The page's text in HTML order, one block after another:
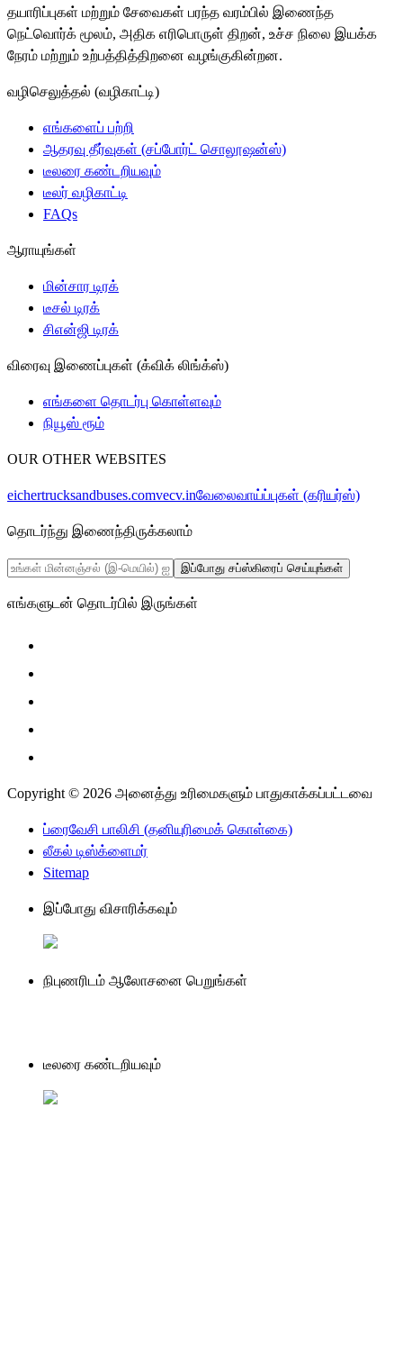
தயாரிப்புகள் மற்றும் சேவைகள் பரந்த வரம்பில் இணைந்த
நெட்வொர்க் மூலம், அதிக எரிபொருள் திறன், உச்ச நிலை இயக்க
நேரம் மற்றும் உற்பத்தித்திறனை வழங்குகின்றன.
வழிசெலுத்தல் (வழிகாட்டி)
எங்களைப் பற்றி
ஆதரவு தீர்வுகள் (சப்போர்ட் சொலூஷன்ஸ்)
டீலரை கண்டறியவும்
டீலர் வழிகாட்டி
FAQs
ஆராயுங்கள்
மின்சார டிரக்
டீசல் டிரக்
சிஎன்ஜி டிரக்
விரைவு இணைப்புகள் (க்விக் லிங்க்ஸ்)
எங்களை தொடர்பு கொள்ளவும்
நியூஸ் ரூம்
OUR OTHER WEBSITES
eichertrucksandbuses.comvecv.inவேலைவாய்ப்புகள் (கரியர்ஸ்)
தொடர்ந்து இணைந்திருக்கலாம்
இப்போது சப்ஸ்கிரைப் செய்யுங்கள்
எங்களுடன் தொடர்பில் இருங்கள்
Copyright © 2026 அனைத்து உரிமைகளும் பாதுகாக்கப்பட்டவை
ப்ரைவேசி பாலிசி (தனியுரிமைக் கொள்கை)
லீகல் டிஸ்க்ளைமர்
Sitemap
இப்போது விசாரிக்கவும்
நிபுணரிடம் ஆலோசனை பெறுங்கள்
டீலரை கண்டறியவும்